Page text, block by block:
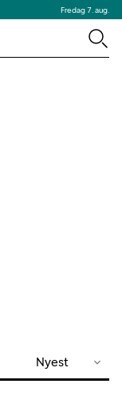
Fredag 7. aug.
Nyest